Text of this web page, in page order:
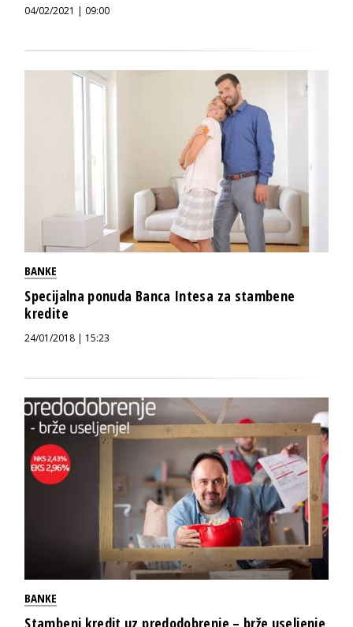
04/02/2021 | 09:00
BANKE
Specijalna ponuda Banca Intesa za stambene
kredite
24/01/2018 | 15:23
BANKE